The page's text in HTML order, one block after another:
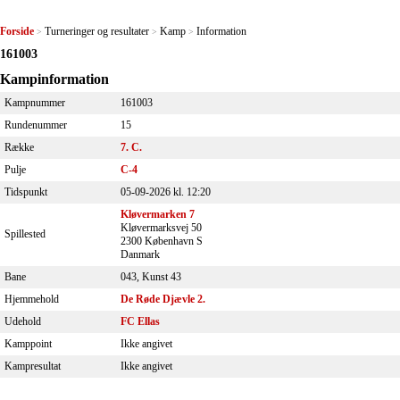
Forside > Turneringer og resultater > Kamp > Information
161003
Kampinformation
Kampnummer
161003
Rundenummer
15
Række
7. C.
Pulje
C-4
Tidspunkt
05-09-2026 kl. 12:20
Spillested
Kløvermarken 7
Kløvermarksvej 50
2300 København S
Danmark
Bane
043, Kunst 43
Hjemmehold
De Røde Djævle 2.
Udehold
FC Ellas
Kamppoint
Ikke angivet
Kampresultat
Ikke angivet